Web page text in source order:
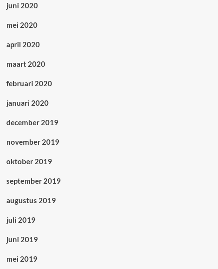
juni 2020
mei 2020
april 2020
maart 2020
februari 2020
januari 2020
december 2019
november 2019
oktober 2019
september 2019
augustus 2019
juli 2019
juni 2019
mei 2019